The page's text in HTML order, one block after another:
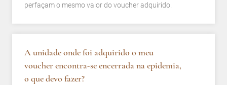
perfaçam o mesmo valor do voucher adquirido.
A unidade onde foi adquirido o meu
voucher encontra-se encerrada na epidemia,
o que devo fazer?